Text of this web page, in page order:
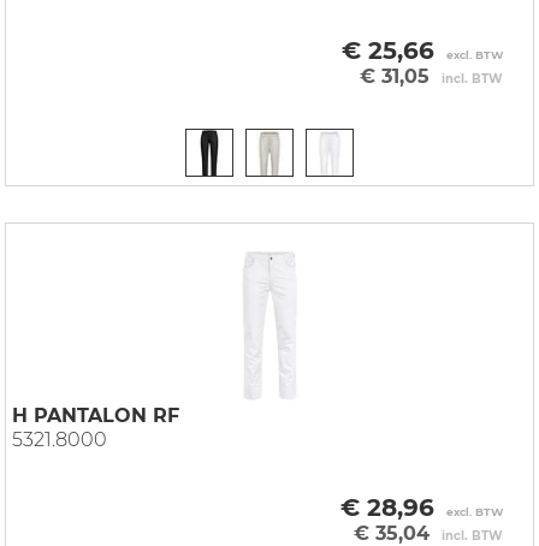
€ 25,66 excl. BTW
€ 31,05 incl. BTW
H PANTALON RF
5321.8000
€ 28,96 excl. BTW
€ 35,04 incl. BTW